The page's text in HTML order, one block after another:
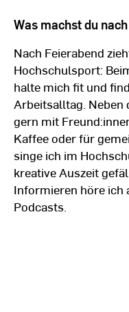
Was machst du
Nach Feierabend
Hochschulsport:
halte mich fit und
Arbeitsalltag.
gern mit
Kaffee oder für
singe ich im
kreative Auszeit
Informieren höre
Podcasts.